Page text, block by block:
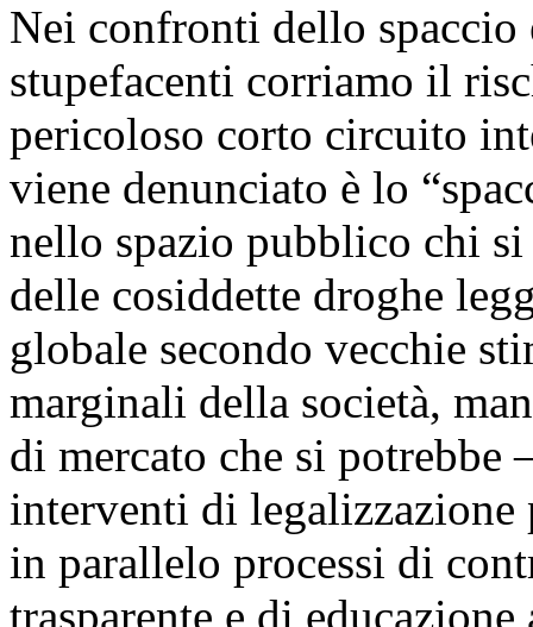
Nei confronti dello spaccio
stupefacenti corriamo il
pericoloso corto circuito
viene denunciato è lo
nello spazio pubblico chi
delle cosiddette droghe
globale secondo vecchie
marginali della società,
di mercato che si potrebbe
interventi di legalizzazione
in parallelo processi di
trasparente e di